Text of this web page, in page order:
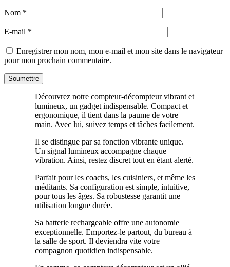
Nom *
E-mail *
Enregistrer mon nom, mon e-mail et mon site dans le navigateur
pour mon prochain commentaire.
Découvrez notre compteur-décompteur vibrant et
lumineux, un gadget indispensable. Compact et
ergonomique, il tient dans la paume de votre
main. Avec lui, suivez temps et tâches facilement.
Il se distingue par sa fonction vibrante unique.
Un signal lumineux accompagne chaque
vibration. Ainsi, restez discret tout en étant alerté.
Parfait pour les coachs, les cuisiniers, et même les
méditants. Sa configuration est simple, intuitive,
pour tous les âges. Sa robustesse garantit une
utilisation longue durée.
Sa batterie rechargeable offre une autonomie
exceptionnelle. Emportez-le partout, du bureau à
la salle de sport. Il deviendra vite votre
compagnon quotidien indispensable.